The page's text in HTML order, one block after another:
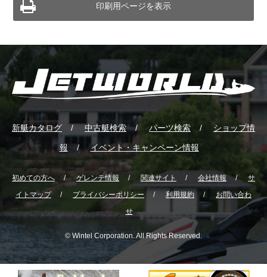
印刷用ページを表示
新艇カタログ 中古艇検索 パーツ検索 ショップ情
報 イベント・キャンペーン情報
初めての方へ ゲレンテ情報 関連サイト 会社情報
サ
イトマップ
プライバシーポリシー 利用規約
お問い合わ
せ
© Wintel Corporation. All Rights Reserved.